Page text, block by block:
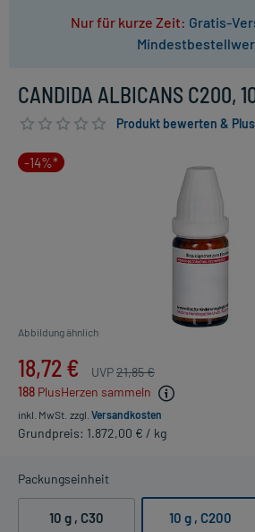
Nur für kurze Zeit: Gratis-
CANDIDA ALBICANS C200,
Produkt bewerten &
-14%*
Abbildung ähnlich
18,72 € UVP21,85 €
188 PlusHerzen sammeln
inkl. MwSt. zzgl. Versandkosten
Grundpreis: 1.872,00 € / kg
Packungseinheit
10 g , C30 10 g , C200